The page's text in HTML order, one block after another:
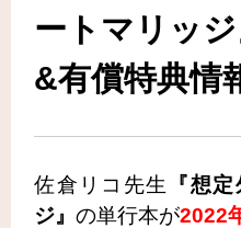
ートマリッ
&有償特典情
佐倉リコ先生
『想
ジ』の単行本が2022